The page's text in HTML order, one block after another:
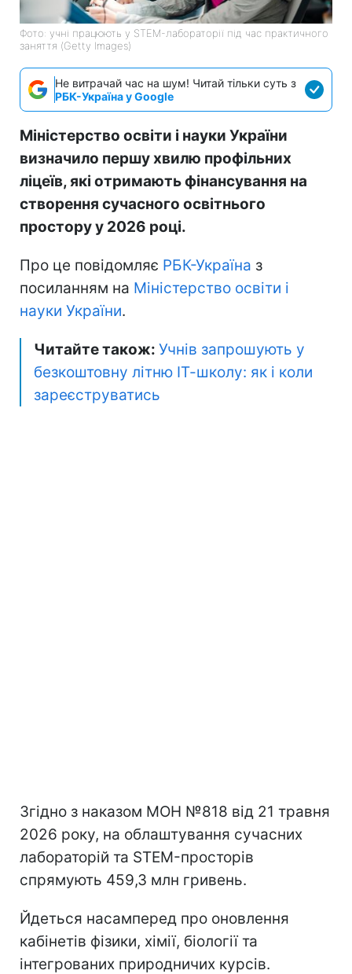
Фото: учні працюють у STEM-лабораторії під час практичного
заняття (Getty Images)
Не витрачай час на шум! Читай тільки суть з
РБК-Україна у Google
Міністерство освіти і науки України
визначило першу хвилю профільних
ліцеїв, які отримають фінансування на
створення сучасного освітнього
простору у 2026 році.
Про це повідомляє РБК-Україна з
посиланням на Міністерство освіти і
науки України.
Читайте також: Учнів запрошують у
безкоштовну літню ІТ-школу: як і коли
зареєструватись
Згідно з наказом МОН №818 від 21 травня
2026 року, на облаштування сучасних
лабораторій та STEM-просторів
спрямують 459,3 млн гривень.
Йдеться насамперед про оновлення
кабінетів фізики, хімії, біології та
інтегрованих природничих курсів.